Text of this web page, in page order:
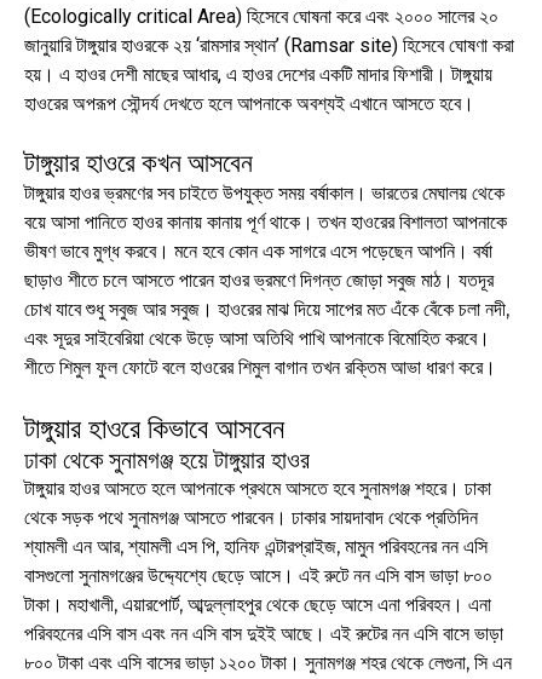
(Ecologically critical Area) হিসেবে ঘোষনা করে এবং ২০০০ সালের ২০
জানুয়ারি টাঙ্গুয়ার হাওরকে ২য় ‘রামসার স্থান’ (Ramsar site) হিসেবে ঘোষণা করা
হয়। এ হাওর দেশী মাছের আধার, এ হাওর দেশের একটি মাদার ফিশারী। টাঙ্গুয়ায়
হাওরের অপরূপ সৌন্দর্য দেখতে হলে আপনাকে অবশ্যই এখানে আসতে হবে।
টাঙ্গুয়ার হাওরে কখন আসবেন
টাঙ্গুয়ার হাওর ভ্রমণের সব চাইতে উপযুক্ত সময় বর্ষাকাল। ভারতের মেঘালয় থেকে
বয়ে আসা পানিতে হাওর কানায় কানায় পূর্ণ থাকে। তখন হাওরের বিশালতা আপনাকে
ভীষণ ভাবে মুগ্ধ করবে। মনে হবে কোন এক সাগরে এসে পড়েছেন আপনি। বর্ষা
ছাড়াও শীতে চলে আসতে পারেন হাওর ভ্রমণে দিগন্ত জোড়া সবুজ মাঠ। যতদূর
চোখ যাবে শুধু সবুজ আর সবুজ। হাওরের মাঝ দিয়ে সাপের মত এঁকে বেঁকে চলা নদী,
এবং সূদুর সাইবেরিয়া থেকে উড়ে আসা অতিথি পাখি আপনাকে বিমোহিত করবে।
শীতে শিমুল ফুল ফোটে বলে হাওরের শিমুল বাগান তখন রক্তিম আভা ধারণ করে।
টাঙ্গুয়ার হাওরে কিভাবে আসবেন
ঢাকা থেকে সুনামগঞ্জ হয়ে টাঙ্গুয়ার হাওর
টাঙ্গুয়ার হাওর আসতে হলে আপনাকে প্রথমে আসতে হবে সুনামগঞ্জ শহরে। ঢাকা
থেকে সড়ক পথে সুনামগঞ্জ আসতে পারবেন। ঢাকার সায়দাবাদ থেকে প্রতিদিন
শ্যামলী এন আর, শ্যামলী এস পি, হানিফ এন্টারপ্রাইজ, মামুন পরিবহনের নন এসি
বাসগুলো সুনামগঞ্জের উদ্দ্যেশ্যে ছেড়ে আসে। এই রুটে নন এসি বাস ভাড়া ৮০০
টাকা। মহাখালী, এয়ারপোর্ট, আব্দুল্লাহপুর থেকে ছেড়ে আসে এনা পরিবহন। এনা
পরিবহনের এসি বাস এবং নন এসি বাস দুইই আছে। এই রুটের নন এসি বাসে ভাড়া
৮০০ টাকা এবং এসি বাসের ভাড়া ১২০০ টাকা। সুনামগঞ্জ শহর থেকে লেগুনা, সি এন